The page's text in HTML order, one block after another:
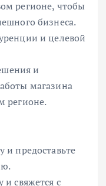
регионе, чтобы
бизнеса.
и целевой
и
магазина
регионе.
и предоставьте
свяжется с